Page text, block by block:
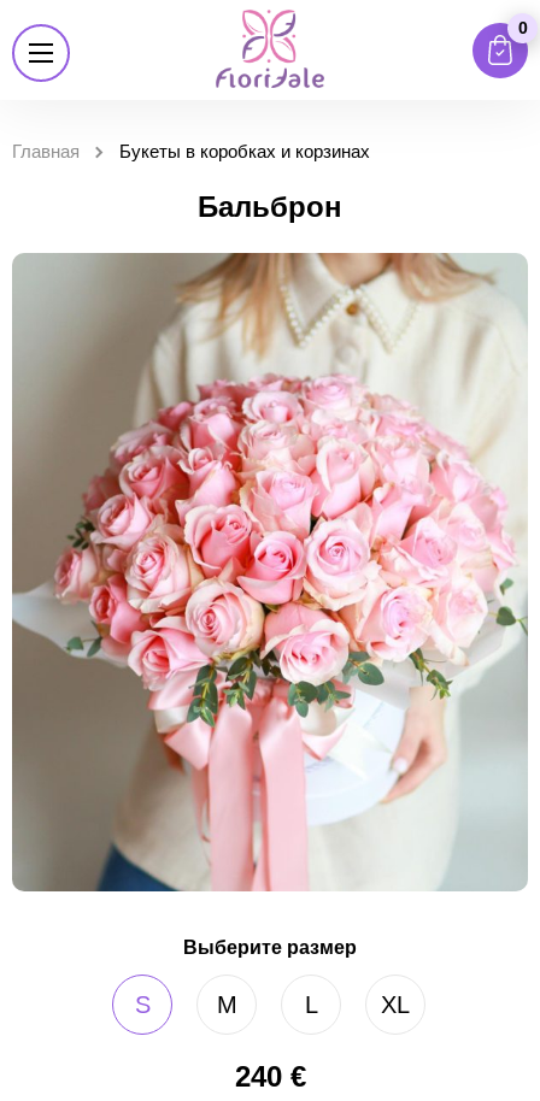
0
Главная Букеты в коробках и корзинах
Бальброн
Выберите размер
S M L XL
240€